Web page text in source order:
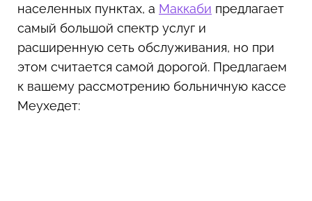
населенных пунктах, а Маккаби предлагает
самый большой спектр услуг и
расширенную сеть обслуживания, но при
этом считается самой дорогой. Предлагаем
к вашему рассмотрению больничную кассе
Меухедет: